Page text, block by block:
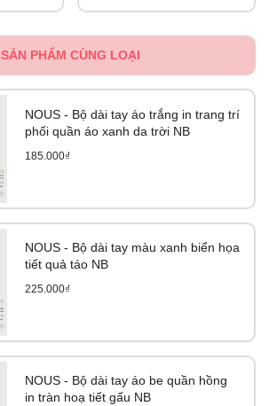
SẢN PHẨM CÙNG LOẠI
NOUS - Bộ dài tay áo trắng in trang trí
phối quần áo xanh da trời NB
185.000₫
NOUS - Bộ dài tay màu xanh biển họa
tiết quả táo NB
225.000₫
NOUS - Bộ dài tay áo be quần hồng
in tràn hoạ tiết gấu NB